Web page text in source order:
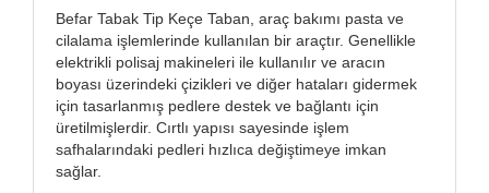
Befar Tabak Tip Keçe Taban, araç bakımı pasta ve
cilalama işlemlerinde kullanılan bir araçtır. Genellikle
elektrikli polisaj makineleri ile kullanılır ve aracın
boyası üzerindeki çizikleri ve diğer hataları gidermek
için tasarlanmış pedlere destek ve bağlantı için
üretilmişlerdir. Cırtlı yapısı sayesinde işlem
safhalarındaki pedleri hızlıca değiştimeye imkan
sağlar.